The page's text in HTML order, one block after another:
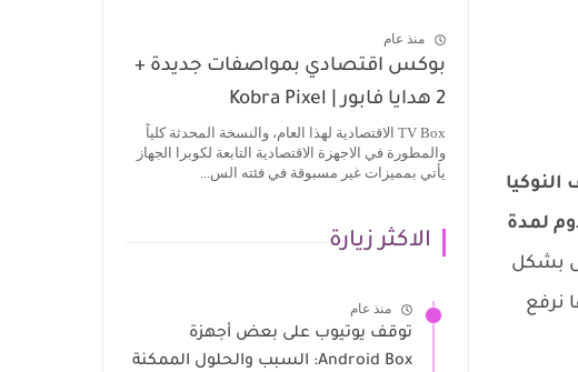
النوكيا
لمدة
بشكل
نرفع
منذ عام
بوكس اقتصادي بمواصفات جديدة +
2 هدايا فابور | Kobra Pixel
TV Box الاقتصادية لهذا العام، والنسخة المحدثة كلياً
والمطورة في الاجهزة الاقتصادية التابعة لكوبرا الجهاز
يأتي بمميزات غير مسبوقة في فئته الس...
الاكثر زيارة
منذ عام
توقف يوتيوب على بعض أجهزة
Android Box: السبب والحلول الممكنة